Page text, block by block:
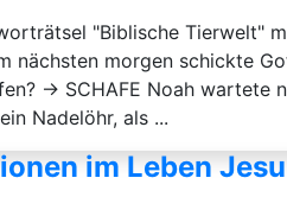
"Biblische Tierwelt"
nächsten morgen schickte
→ SCHAFE Noah wartete
Nadelöhr, als ...
im Leben